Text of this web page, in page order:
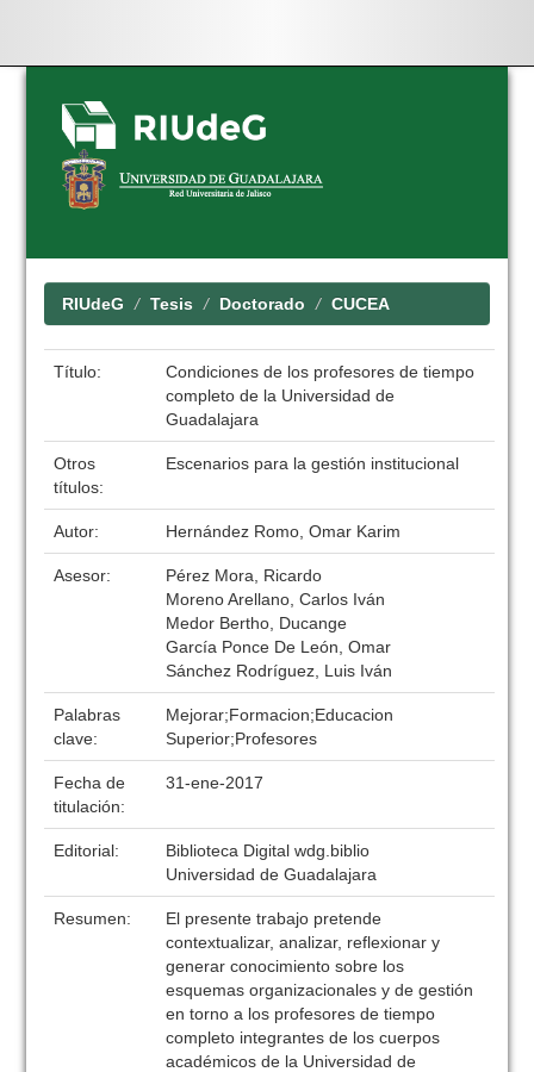
Skip
navigation
RIUdeG Tesis Doctorado CUCEA
Título:
Condiciones de los profesores de tiempo
completo de la Universidad de
Guadalajara
Otros
títulos:
Escenarios para la gestión institucional
Autor: Hernández Romo, Omar Karim
Asesor:
Pérez Mora, Ricardo
Moreno Arellano, Carlos Iván
Medor Bertho, Ducange
García Ponce De León, Omar
Sánchez Rodríguez, Luis Iván
Palabras
clave:
Mejorar;Formacion;Educacion
Superior;Profesores
Fecha de
titulación:
31-ene-2017
Editorial:
Biblioteca Digital wdg.biblio
Universidad de Guadalajara
Resumen:
El presente trabajo pretende
contextualizar, analizar, reflexionar y
generar conocimiento sobre los
esquemas organizacionales y de gestión
en torno a los profesores de tiempo
completo integrantes de los cuerpos
académicos de la Universidad de